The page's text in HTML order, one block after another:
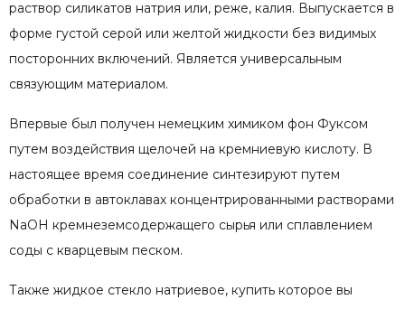
раствор силикатов натрия или, реже, калия. Выпускается в
форме густой серой или желтой жидкости без видимых
посторонних включений. Является универсальным
связующим материалом.
Впервые был получен немецким химиком фон Фуксом
путем воздействия щелочей на кремниевую кислоту. В
настоящее время соединение синтезируют путем
обработки в автоклавах концентрированными растворами
NaOH кремнеземсодержащего сырья или сплавлением
соды с кварцевым песком.
Также жидкое стекло натриевое, купить которое вы